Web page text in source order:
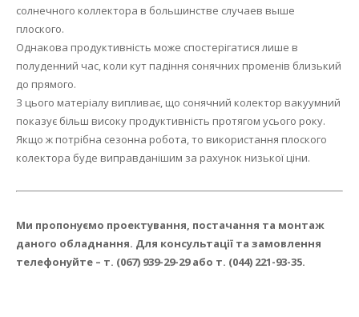
солнечного коллектора в большинстве случаев выше
плоского.
Однакова продуктивність може спостерігатися лише в
полуденний час, коли кут падіння сонячних променів близький
до прямого.
З цього матеріалу випливає, що сонячний колектор вакуумний
показує більш високу продуктивність протягом усього року.
Якщо ж потрібна сезонна робота, то використання плоского
колектора буде виправданішим за рахунок низької ціни.
Ми пропонуємо проектування, постачання та монтаж
даного обладнання. Для консультації та замовлення
телефонуйте – т. (067) 939-29-29 або т. (044) 221-93-35.